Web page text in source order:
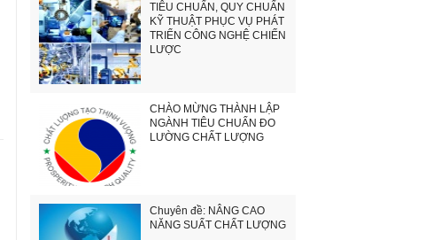
TIÊU CHUẨN, QUY CHUẨN
KỸ THUẬT PHỤC VỤ PHÁT
TRIỂN CÔNG NGHỆ CHIẾN
LƯỢC
CHÀO MỪNG THÀNH LẬP
NGÀNH TIÊU CHUẨN ĐO
LƯỜNG CHẤT LƯỢNG
Chuyên đề: NÂNG CAO
NĂNG SUẤT CHẤT LƯỢNG